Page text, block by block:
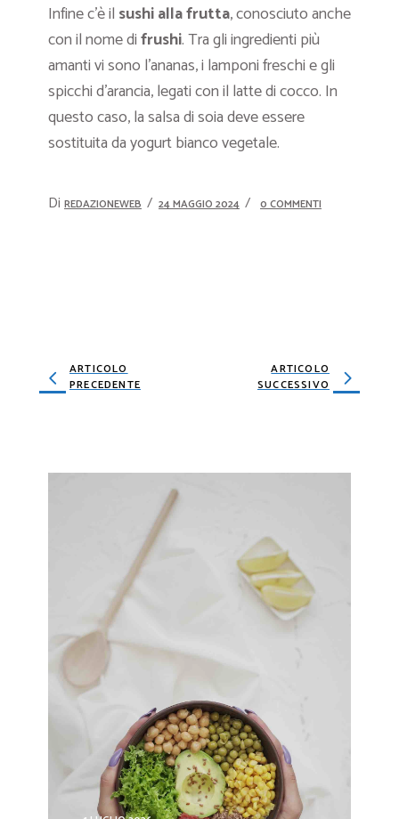
Infine c’è il sushi alla frutta, conosciuto anche
con il nome difrushi. Tra gli ingredienti più
amanti vi sono l’ananas, i lamponi freschi e gli
spicchi d’arancia, legati con il latte di cocco. In
questo caso, la salsa di soia deve essere
sostituita da yogurt bianco vegetale.
Di REDAZIONEWEB 24 MAGGIO 2024 0 COMMENTI
ARTICOLO
PRECEDENTE
ARTICOLO
SUCCESSIVO